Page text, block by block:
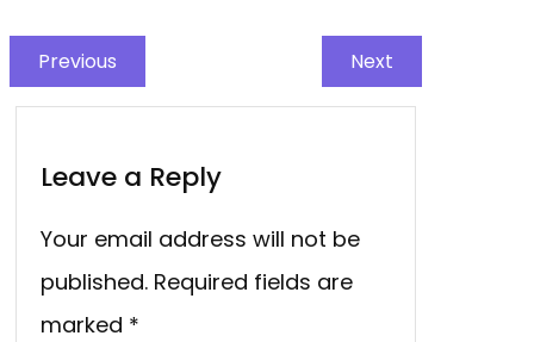
Previous Next
Leave a Reply
Your email address will not be
published. Required fields are
marked *